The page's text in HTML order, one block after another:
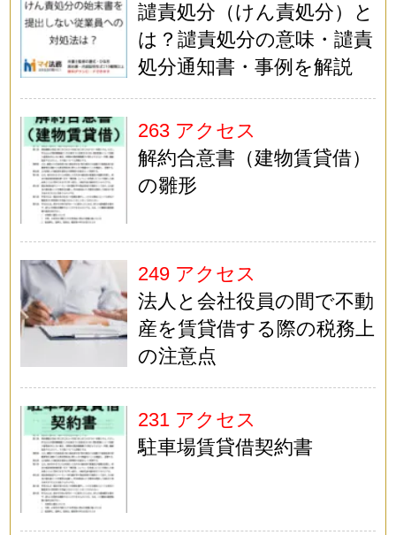
譴責処分（けん責処分）と
は？譴責処分の意味・譴責
処分通知書・事例を解説
263 アクセス
解約合意書（建物賃貸借）
の雛形
249 アクセス
法人と会社役員の間で不動
産を賃貸借する際の税務上
の注意点
231 アクセス
駐車場賃貸借契約書